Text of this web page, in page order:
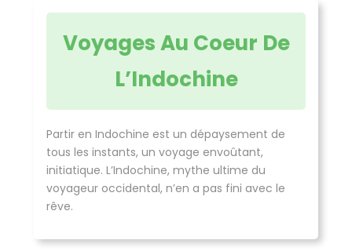
Voyages Au Coeur De
L’Indochine
Partir en Indochine est un dépaysement de
tous les instants, un voyage envoûtant,
initiatique. L’Indochine, mythe ultime du
voyageur occidental, n’en a pas fini avec le
rêve.